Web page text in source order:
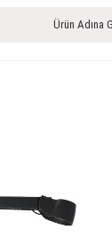
Ürün Adına